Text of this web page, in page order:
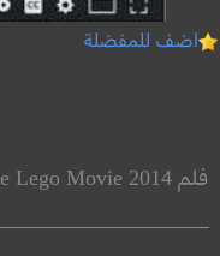
اضف للمفضلة